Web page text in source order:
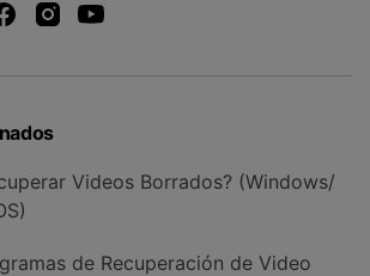
Videos Borrados? (Windows/
de Recuperación de Video